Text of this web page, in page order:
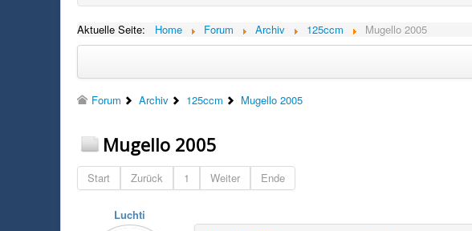
Aktuelle Seite: Home Forum Archiv 125ccm Mugello 2005
Forum Archiv 125ccm Mugello 2005
Mugello 2005
Start Zurück 1 Weiter Ende
Luchti